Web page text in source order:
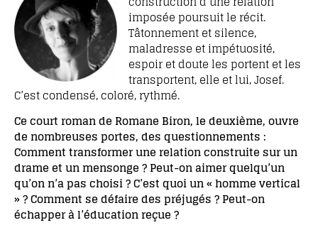
imposée poursuit le récit.
Tâtonnement et silence,
maladresse et impétuosité,
espoir et doute les portent et les
transportent, elle et lui, Josef.
C’est condensé, coloré, rythmé.
Ce court roman de Romane Biron, le deuxième, ouvre
de nombreuses portes, des questionnements :
Comment transformer une relation construite sur un
drame et un mensonge ? Peut-on aimer quelqu’un
qu’on n’a pas choisi ? C’est quoi un « homme vertical
» ? Comment se défaire des préjugés ? Peut-on
échapper à l’éducation reçue ?